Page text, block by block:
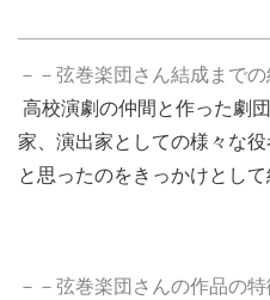
－－弦巻楽団さん結成まで
高校演劇の仲間と作った劇
家、演出家としての様々な
と思ったのをきっかけとして
－－弦巻楽団さんの作品の